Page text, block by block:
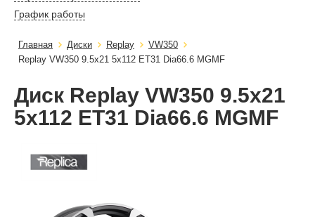
График работы
Главная Диски Replay
VW350
Replay VW350 9.5x21 5x112 ET31 Dia66.6 MGMF
Диск Replay VW350 9.5x21
5x112 ET31 Dia66.6 MGMF